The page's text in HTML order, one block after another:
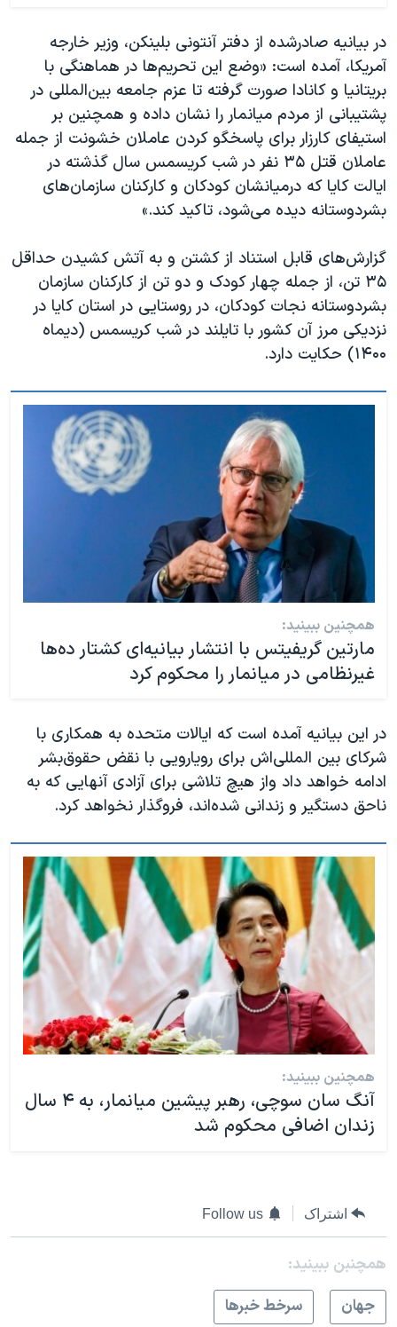
در بیانیه صادرشده از دفتر آنتونی بلینکن، وزیر خارجه
آمریکا، آمده است: «وضع این تحریم‌ها در هماهنگی با
بریتانیا و کانادا صورت گرفته تا عزم جامعه بین‌المللی در
پشتیبانی از مردم میانمار را نشان داده و همچنین بر
استیفای کارزار برای پاسخگو کردن عاملان خشونت از جمله
عاملان قتل ۳۵ نفر در شب کریسمس سال گذشته در
ایالت کایا که درمیانشان کودکان و کارکنان سازمان‌های
بشردوستانه دیده‌ می‌شود، تاکید کند.»
گزارش‌های قابل استناد از کشتن و به آتش کشیدن حداقل
۳۵ تن، از جمله چهار کودک و دو تن از کارکنان سازمان
بشردوستانه نجات کودکان، در روستایی در استان کایا در
نزدیکی مرز آن کشور با تایلند در شب کریسمس (دیماه
۱۴۰۰) حکایت دارد.
همچنین ببینید:
مارتین گریفیتس با انتشار بیانیه‌ای کشتار ده‌ها
غیرنظامی در میانمار را محکوم کرد
در این بیانیه آمده است که ایالات متحده به همکاری با
شرکای بین المللی‌اش برای رویارویی با نقض حقوق‌بشر
ادامه خواهد داد واز هیچ تلاشی برای آزادی آنهایی که به
ناحق دستگیر و زندانی شده‌اند، فروگذار نخواهد کرد.
همچنین ببینید:
آنگ سان سوچی، رهبر پیشین میانمار، به ۴ سال
زندان اضافی محکوم شد
اشتراک Follow us
همچنبن ببینید:
جهان
سرخط خبرها